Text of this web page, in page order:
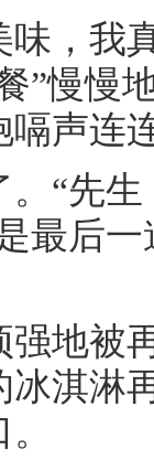
我真
”慢慢
嗝声连
先生
最后
被再
淇淋